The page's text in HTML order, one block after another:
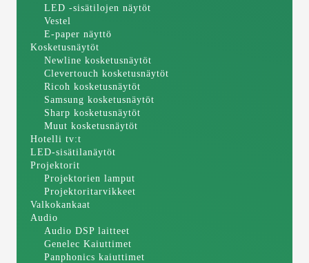
LED -sisätilojen näytöt
Vestel
E-paper näyttö
Kosketusnäytöt
Newline kosketusnäytöt
Clevertouch kosketusnäytöt
Ricoh kosketusnäytöt
Samsung kosketusnäytöt
Sharp kosketusnäytöt
Muut kosketusnäytöt
Hotelli tv:t
LED-sisätilanäytöt
Projektorit
Projektorien lamput
Projektoritarvikkeet
Valkokankaat
Audio
Audio DSP laitteet
Genelec Kaiuttimet
Panphonics kaiuttimet